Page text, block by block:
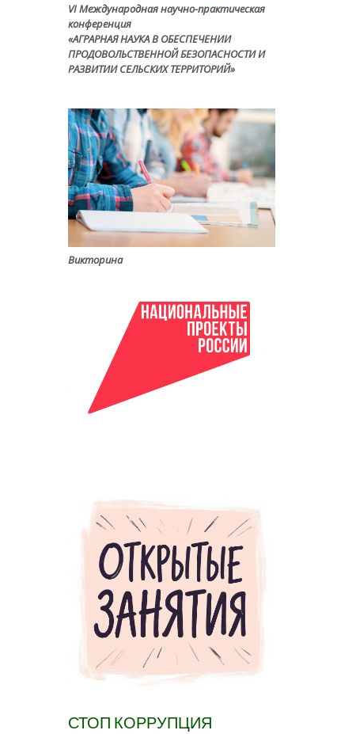
VI Международная научно-практическая
конференция
«АГРАРНАЯ НАУКА В ОБЕСПЕЧЕНИИ
ПРОДОВОЛЬСТВЕННОЙ БЕЗОПАСНОСТИ И
РАЗВИТИИ СЕЛЬСКИХ ТЕРРИТОРИЙ»
Викторина
СТОП КОРРУПЦИЯ